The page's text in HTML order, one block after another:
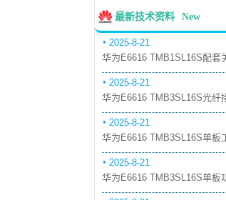
最新技术资料 New
2025-8-21
2025-8-21
2025-8-21
2025-8-21